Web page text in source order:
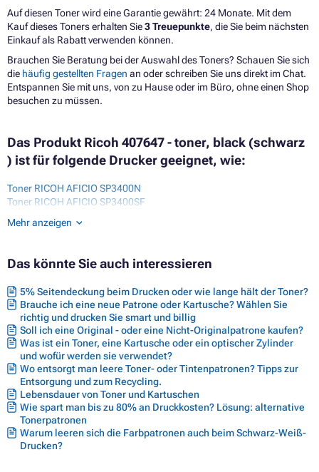
Auf diesen Toner wird eine Garantie gewährt: 24 Monate. Mit dem
Kauf dieses Toners erhalten Sie3 Treuepunkte, die Sie beim nächsten
Einkauf als Rabatt verwenden können.
Brauchen Sie Beratung bei der Auswahl des Toners? Schauen Sie sich
die häufig gestellten Fragen an oder schreiben Sie uns direkt im Chat.
Entspannen Sie mit uns, von zu Hause oder im Büro, ohne einen Shop
besuchen zu müssen.
Das Produkt Ricoh 407647 - toner, black (schwarz
) ist für folgende Drucker geeignet, wie:
Toner RICOH AFICIO SP3400N
Toner RICOH AFICIO SP3400SF
Toner RICOH AFICIO SP3410
Toner RICOH AFICIO SP3410DN
Toner RICOH AFICIO SP3500N
Toner RICOH AFICIO SP3500SF
Toner RICOH AFICIO SP3510DN
Toner RICOH AFICIO SP3510SF
Mehr anzeigen
Das könnte Sie auch interessieren
5% Seitendeckung beim Drucken oder wie lange hält der Toner?
Brauche ich eine neue Patrone oder Kartusche? Wählen Sie
richtig und drucken Sie smart und billig
Soll ich eine Original - oder eine Nicht-Originalpatrone kaufen?
Was ist ein Toner, eine Kartusche oder ein optischer Zylinder
und wofür werden sie verwendet?
Wo entsorgt man leere Toner- oder Tintenpatronen? Tipps zur
Entsorgung und zum Recycling.
Lebensdauer von Toner und Kartuschen
Wie spart man bis zu 80% an Druckkosten? Lösung: alternative
Tonerpatronen
Warum leeren sich die Farbpatronen auch beim Schwarz-Weiß-
Drucken?